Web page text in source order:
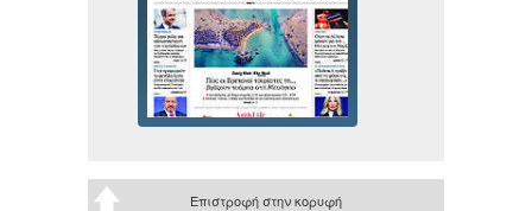
Επιστροφή στην κορυφή